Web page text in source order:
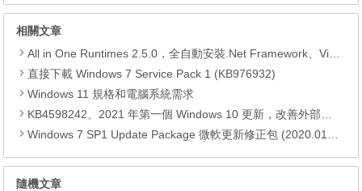
相關文章
All in One Runtimes 2.5.0，全自動安裝.Net Framework、Visual C++、DirectX、Flash Player、JRE
直接下載 Windows 7 Service Pack 1 (KB976932)
Windows 11 規格和電腦系統需求
KB4598242、2021 年第一個 Windows 10 更新，改善外部裝置安全性、解決HTTPS安全漏洞、印表機呼叫(RPC)漏洞
Windows 7 SP1 Update Package 微軟更新修正包 (2020.01月份)
隨機文章